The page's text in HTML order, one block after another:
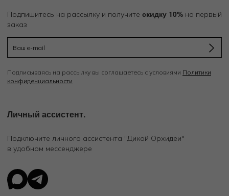
Подпишитесь на рассылку и получите скидку 10% на первый
заказ
Подписываясь на рассылку вы соглашаетесь с условиями Политики
конфиденциальности
Личный ассистент.
Подключите личного ассистента "Дикой Орхидеи"
в удобном мессенджере